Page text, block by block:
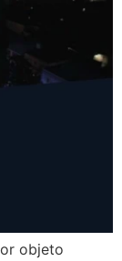
objeto